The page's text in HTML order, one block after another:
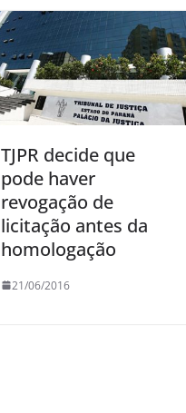
TJPR decide que
pode haver
revogação de
licitação antes da
homologação
21/06/2016